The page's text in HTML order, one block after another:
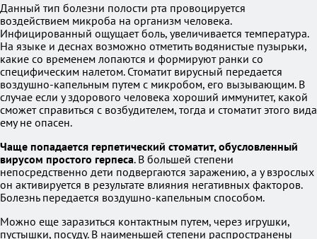
Данный тип болезни полости рта провоцируется
воздействием микроба на организм человека.
Инфицированный ощущает боль, увеличивается температура.
На языке и деснах возможно отметить водянистые пузырьки,
какие со временем лопаются и формируют ранки со
специфическим налетом. Стоматит вирусный передается
воздушно-капельным путем с микробом, его вызывающим. В
случае если у здорового человека хороший иммунитет, какой
сможет справиться с возбудителем, тогда и стоматит этого вида
ему не опасен.
Чаще попадается герпетический стоматит, обусловленный
вирусом простого герпеса. В большей степени
непосредственно дети подвергаются заражению, а у взрослых
он активируется в результате влияния негативных факторов.
Болезнь передается воздушно-капельным способом.
Можно еще заразиться контактным путем, через игрушки,
пустышки, посуду. В наименьшей степени распространены